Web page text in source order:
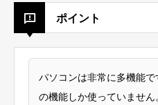
ポイント
パソコンは非常に多機能
の機能しか使っていません